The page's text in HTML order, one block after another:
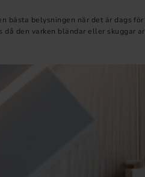
bästa belysningen när det är dags
den varken bländar eller skuggar